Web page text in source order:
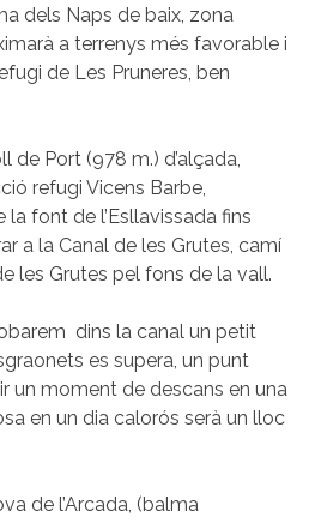
dels Naps de baix, zona
a terrenys més favorable i
de Les Pruneres, ben
de Port (978 m.) d’alçada,
refugi Vicens Barbe,
font de l’Esllavissada fins
a la Canal de les Grutes, camí
les Grutes pel fons de la vall.
dins la canal un petit
es supera, un punt
un moment de descans en una
en un dia calorós serà un lloc
de l’Arcada, (balma